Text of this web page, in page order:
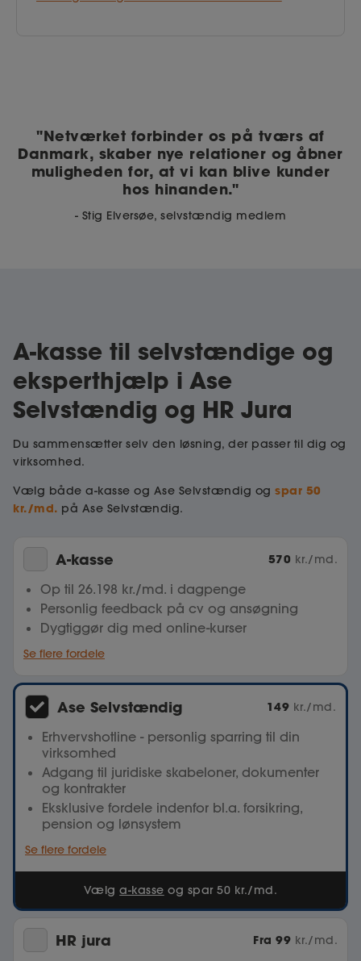
"Netværket forbinder os på tværs af
Danmark, skaber nye relationer og åbner
muligheden for, at vi kan blive kunder
hos hinanden."
- Stig Elversøe, selvstændig medlem
A-kasse til selvstændige og
eksperthjælp i Ase
Selvstændig og HR Jura
Du sammensætter selv den løsning, der passer til dig og
virksomhed.
Vælg både a-kasse og Ase Selvstændig og spar 50
kr./md. på Ase Selvstændig.
A-kasse 570 kr./md.
Op til 26.198 kr./md. i dagpenge
Personlig feedback på cv og ansøgning
Dygtiggør dig med online-kurser
Se flere fordele
Ase Selvstændig 149 kr./md.
Erhvervshotline - personlig sparring til din
virksomhed
Adgang til juridiske skabeloner, dokumenter
og kontrakter
Eksklusive fordele indenfor bl.a. forsikring,
pension og lønsystem
Se flere fordele
Vælga-kasse og spar 50 kr./md.
HR jura Fra 99 kr./md.